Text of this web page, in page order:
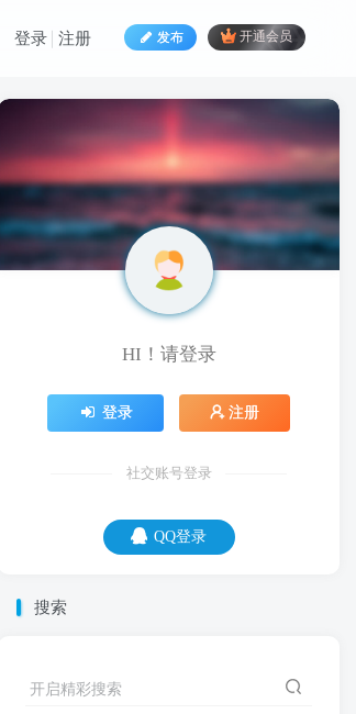
发布 开通会员
登录 注册
HI！请登录
登录 注册
社交账号登录
QQ登录
搜索
开启精彩搜索
HI！请登录
登录 注册
社交账号登录
QQ登录
你和学霸的区别就是，你所有的灵光一